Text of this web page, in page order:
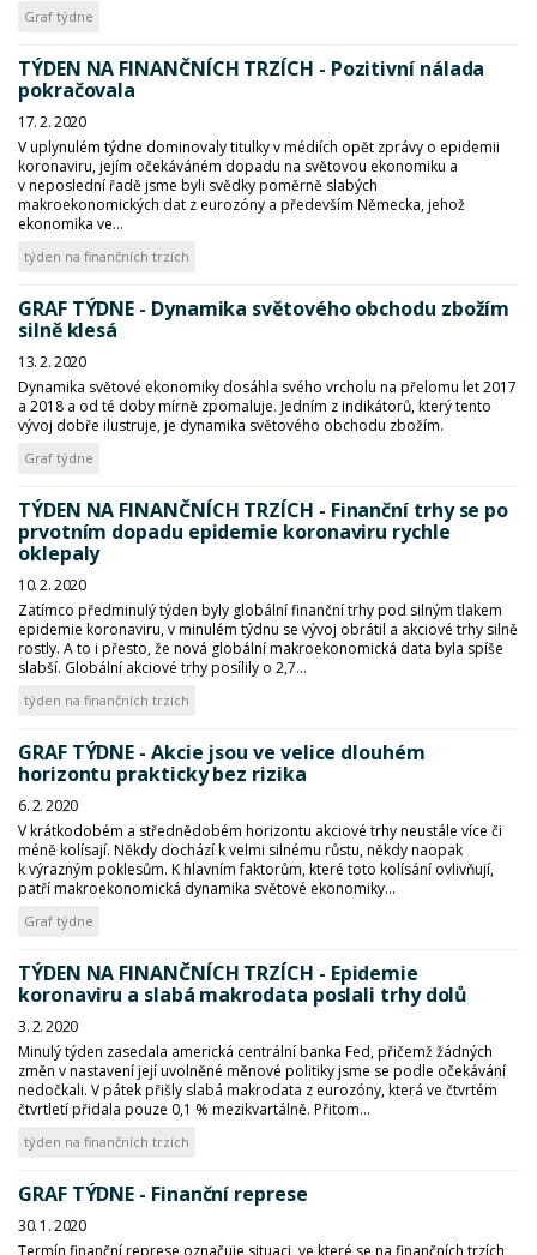
Graf týdne
TÝDEN NA FINANČNÍCH TRZÍCH - Pozitivní nálada
pokračovala
17. 2. 2020
V uplynulém týdne dominovaly titulky v médiích opět zprávy o epidemii
koronaviru, jejím očekáváném dopadu na světovou ekonomiku a
v neposlední řadě jsme byli svědky poměrně slabých
makroekonomických dat z eurozóny a především Německa, jehož
ekonomika ve...
týden na finančních trzích
GRAF TÝDNE - Dynamika světového obchodu zbožím
silně klesá
13. 2. 2020
Dynamika světové ekonomiky dosáhla svého vrcholu na přelomu let 2017
a 2018 a od té doby mírně zpomaluje. Jedním z indikátorů, který tento
vývoj dobře ilustruje, je dynamika světového obchodu zbožím.
Graf týdne
TÝDEN NA FINANČNÍCH TRZÍCH - Finanční trhy se po
prvotním dopadu epidemie koronaviru rychle
oklepaly
10. 2. 2020
Zatímco předminulý týden byly globální finanční trhy pod silným tlakem
epidemie koronaviru, v minulém týdnu se vývoj obrátil a akciové trhy silně
rostly. A to i přesto, že nová globální makroekonomická data byla spíše
slabší. Globální akciové trhy posílily o 2,7...
týden na finančních trzích
GRAF TÝDNE - Akcie jsou ve velice dlouhém
horizontu prakticky bez rizika
6. 2. 2020
V krátkodobém a střednědobém horizontu akciové trhy neustále více či
méně kolísají. Někdy dochází k velmi silnému růstu, někdy naopak
k výrazným poklesům. K hlavním faktorům, které toto kolísání ovlivňují,
patří makroekonomická dynamika světové ekonomiky...
Graf týdne
TÝDEN NA FINANČNÍCH TRZÍCH - Epidemie
koronaviru a slabá makrodata poslali trhy dolů
3. 2. 2020
Minulý týden zasedala americká centrální banka Fed, přičemž žádných
změn v nastavení její uvolněné měnové politiky jsme se podle očekávání
nedočkali. V pátek přišly slabá makrodata z eurozóny, která ve čtvrtém
čtvrtletí přidala pouze 0,1 % mezikvartálně. Přitom...
týden na finančních trzích
GRAF TÝDNE - Finanční represe
30. 1. 2020
Termín finanční represe označuje situaci, ve které se na finančních trzích